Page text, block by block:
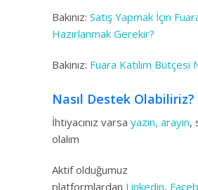
Bakınız: Satış Yapmak İçin
Hazırlanmak Gerekir?
Bakınız: Fuara Katılım Bütçesi
Nasıl Destek Olabiliriz?
İhtiyacınız varsa yazın, arayın,
olalım
Aktif olduğumuz
platformlardan Linkedin,